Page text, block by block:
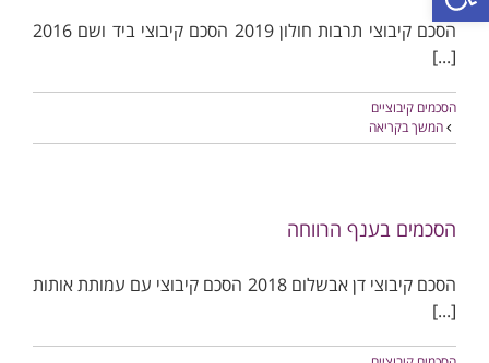
הסכם קיבוצי תרבות חולון 2019 הסכם קיבוצי ביד ושם 2016
[...]
הסכמים קיבוציים
המשך בקריאה
הסכמים בענף הרווחה
הסכם קיבוצי דן אבשלום 2018 הסכם קיבוצי עם עמותת אותות
[...]